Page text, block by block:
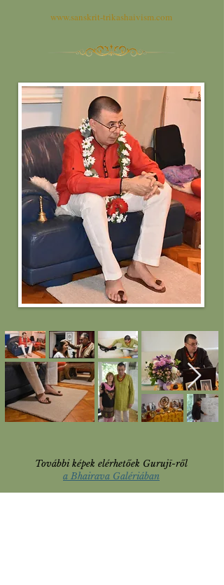
www.sanskrit-trikashaivism.com
További képek elérhetőek Gurujī-ről
a Bhairava Galériában